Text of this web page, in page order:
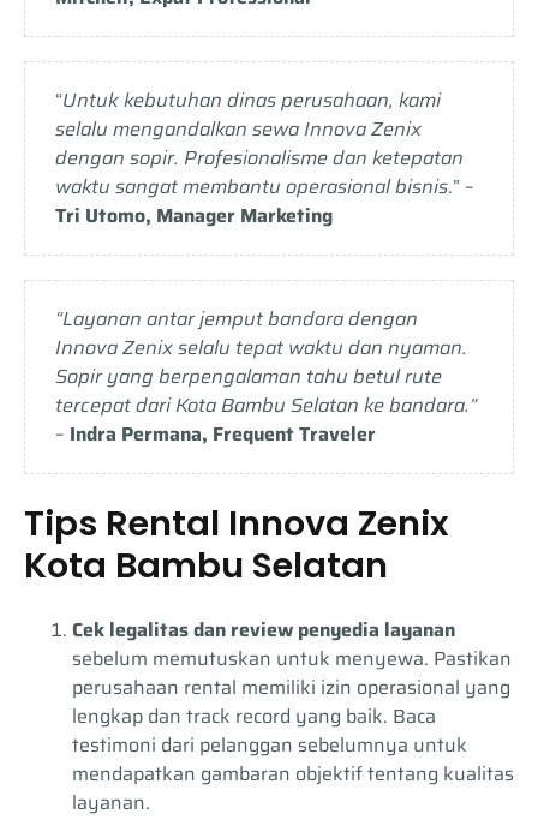
“Untuk kebutuhan dinas perusahaan, kami
selalu mengandalkan sewa Innova Zenix
dengan sopir. Profesionalisme dan ketepatan
waktu sangat membantu operasional bisnis.” –
Tri Utomo, Manager Marketing
“Layanan antar jemput bandara dengan
Innova Zenix selalu tepat waktu dan nyaman.
Sopir yang berpengalaman tahu betul rute
tercepat dari Kota Bambu Selatan ke bandara.”
– Indra Permana, Frequent Traveler
Tips Rental Innova Zenix
Kota Bambu Selatan
Cek legalitas dan review penyedia layanan
sebelum memutuskan untuk menyewa. Pastikan
perusahaan rental memiliki izin operasional yang
lengkap dan track record yang baik. Baca
testimoni dari pelanggan sebelumnya untuk
mendapatkan gambaran objektif tentang kualitas
layanan.